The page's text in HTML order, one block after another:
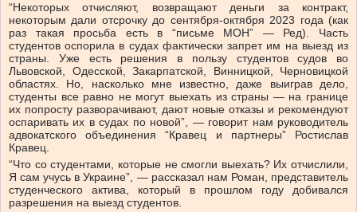
“Некоторых отчисляют, возвращают деньги за контракт,
некоторым дали отсрочку до сентября-октября 2023 года (как
раз такая просьба есть в “письме МОН” — Ред). Часть
студентов оспорила в судах фактически запрет им на выезд из
страны. Уже есть решения в пользу студентов судов во
Львовской, Одесской, Закарпатской, Винницкой, Черновицкой
областях. Но, насколько мне известно, даже выиграв дело,
студенты все равно не могут выехать из страны — на границе
их попросту разворачивают, дают новые отказы и рекомендуют
оспаривать их в судах по новой”, — говорит нам руководитель
адвокатского объединения “Кравец и партнеры” Ростислав
Кравец.
“Что со студентами, которые не смогли выехать? Их отчислили,
Я сам учусь в Украине”, — рассказал нам Роман, представитель
студенческого актива, который в прошлом году добивался
разрешения на выезд студентов.